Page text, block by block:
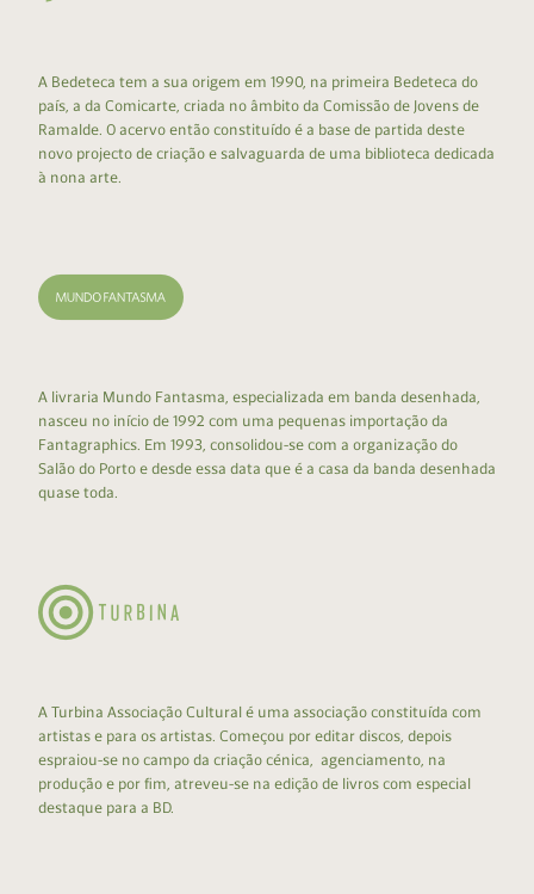
A Bedeteca tem a sua origem em 1990, na primeira Bedeteca do
país, a da Comicarte, criada no âmbito da Comissão de Jovens de
Ramalde. O acervo então constituído é a base de partida deste
novo projecto de criação e salvaguarda de uma biblioteca dedicada
à nona arte.
A livraria Mundo Fantasma, especializada em banda desenhada,
nasceu no início de 1992 com uma pequenas importação da
Fantagraphics. Em 1993, consolidou-se com a organização do
Salão do Porto e desde essa data que é a casa da banda desenhada
quase toda.
A Turbina Associação Cultural é uma associação constituída com
artistas e para os artistas. Começou por editar discos, depois
espraiou-se no campo da criação cénica, agenciamento, na
produção e por fim, atreveu-se na edição de livros com especial
destaque para a BD.